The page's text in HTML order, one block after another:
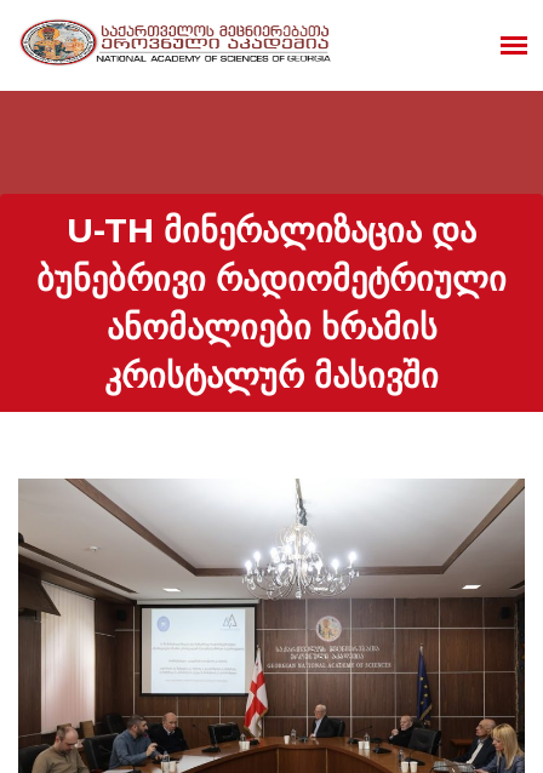
U-TH ᲛᲘᲜᲔᲠᲐᲚᲘᲖᲐᲪᲘᲐ ᲓᲐ
ᲑᲣᲜᲔᲑᲠᲘᲕᲘ ᲠᲐᲓᲘᲝᲛᲔᲢᲠᲘᲣᲚᲘ
ᲐᲜᲝᲛᲐᲚᲘᲔᲑᲘ ᲮᲠᲐᲛᲘᲡ
ᲙᲠᲘᲡᲢᲐᲚᲣᲠ ᲛᲐᲡᲘᲕᲨᲘ